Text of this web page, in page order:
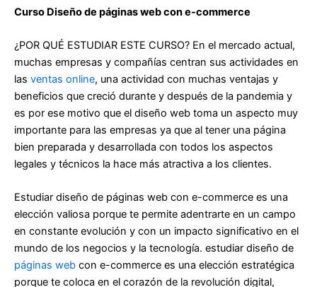
Curso Diseño de páginas web con e-commerce
¿POR QUÉ ESTUDIAR ESTE CURSO? En el mercado actual,
muchas empresas y compañías centran sus actividades en
las ventas online, una actividad con muchas ventajas y
beneficios que creció durante y después de la pandemia y
es por ese motivo que el diseño web toma un aspecto muy
importante para las empresas ya que al tener una página
bien preparada y desarrollada con todos los aspectos
legales y técnicos la hace más atractiva a los clientes.
Estudiar diseño de páginas web con e-commerce es una
elección valiosa porque te permite adentrarte en un campo
en constante evolución y con un impacto significativo en el
mundo de los negocios y la tecnología. estudiar diseño de
páginas web con e-commerce es una elección estratégica
porque te coloca en el corazón de la revolución digital,